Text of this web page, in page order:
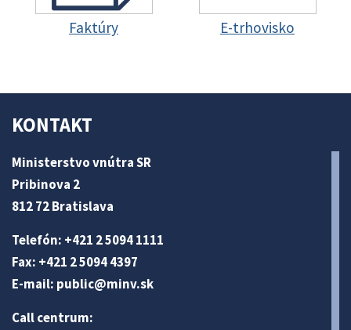
Faktúry E-trhovisko
KONTAKT
Ministerstvo vnútra SR
Pribinova 2
812 72 Bratislava
Telefón: +421 2 5094 1111
Fax: +421 2 5094 4397
E-mail: public@minv.sk
Call centrum: